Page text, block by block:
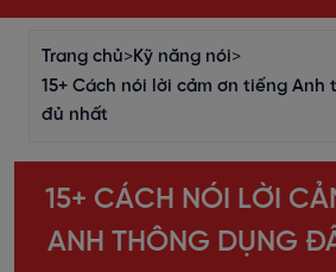
Trang chủ>Kỹ năng nói>
15+ Cách nói lời cảm ơn tiếng Anh
đủ nhất
15+ CÁCH NÓI LỜI
ANH THÔNG DỤNG